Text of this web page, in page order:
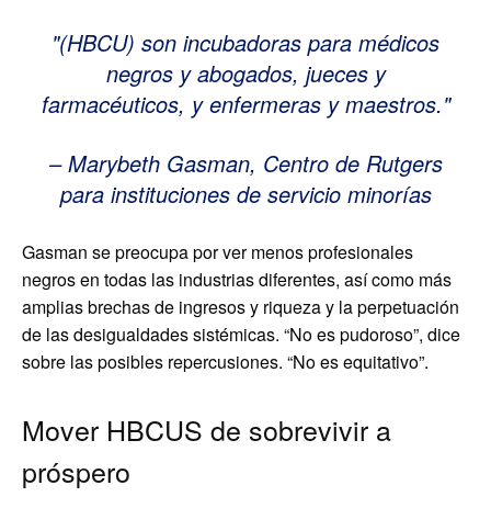
(HBCU) son incubadoras para médicos
negros y abogados, jueces y
farmacéuticos, y enfermeras y maestros.
– Marybeth Gasman, Centro de Rutgers
para instituciones de servicio minorías
Gasman se preocupa por ver menos profesionales
negros en todas las industrias diferentes, así como más
amplias brechas de ingresos y riqueza y la perpetuación
de las desigualdades sistémicas. “No es pudoroso”, dice
sobre las posibles repercusiones. “No es equitativo”.
Mover HBCUS de sobrevivir a
próspero